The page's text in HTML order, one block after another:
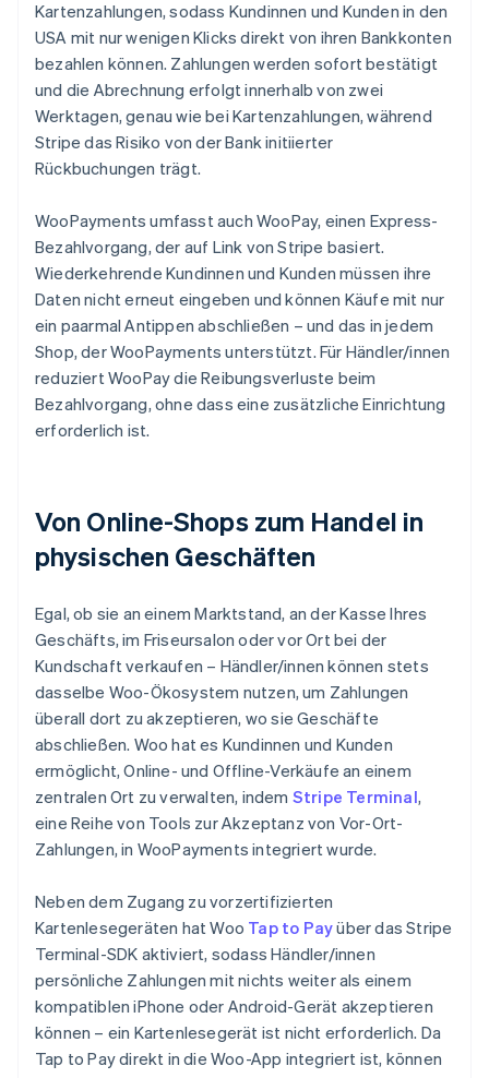
Kartenzahlungen, sodass Kundinnen und Kunden in den
USA mit nur wenigen Klicks direkt von ihren Bankkonten
bezahlen können. Zahlungen werden sofort bestätigt
und die Abrechnung erfolgt innerhalb von zwei
Werktagen, genau wie bei Kartenzahlungen, während
Stripe das Risiko von der Bank initiierter
Rückbuchungen trägt.
WooPayments umfasst auch WooPay, einen Express-
Bezahlvorgang, der auf Link von Stripe basiert.
Wiederkehrende Kundinnen und Kunden müssen ihre
Daten nicht erneut eingeben und können Käufe mit nur
ein paarmal Antippen abschließen – und das in jedem
Shop, der WooPayments unterstützt. Für Händler/innen
reduziert WooPay die Reibungsverluste beim
Bezahlvorgang, ohne dass eine zusätzliche Einrichtung
erforderlich ist.
Von Online-Shops zum Handel in
physischen Geschäften
Egal, ob sie an einem Marktstand, an der Kasse Ihres
Geschäfts, im Friseursalon oder vor Ort bei der
Kundschaft verkaufen – Händler/innen können stets
dasselbe Woo-Ökosystem nutzen, um Zahlungen
überall dort zu akzeptieren, wo sie Geschäfte
abschließen. Woo hat es Kundinnen und Kunden
ermöglicht, Online- und Offline-Verkäufe an einem
zentralen Ort zu verwalten, indem Stripe Terminal,
eine Reihe von Tools zur Akzeptanz von Vor-Ort-
Zahlungen, in WooPayments integriert wurde.
Neben dem Zugang zu vorzertifizierten
Kartenlesegeräten hat Woo Tap to Payüber das Stripe
Terminal-SDK aktiviert, sodass Händler/innen
persönliche Zahlungen mit nichts weiter als einem
kompatiblen iPhone oder Android-Gerät akzeptieren
können – ein Kartenlesegerät ist nicht erforderlich. Da
Tap to Pay direkt in die Woo-App integriert ist, können